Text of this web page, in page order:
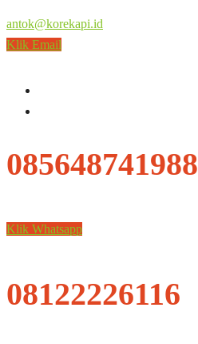
antok@korekapi.id
Klik Email
085648741988
Klik Whatsapp
08122226116